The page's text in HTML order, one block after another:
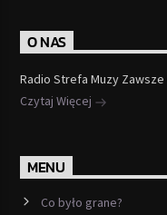
O NAS
Radio Strefa Muzy
Czytaj Więcej
MENU
Co było grane?